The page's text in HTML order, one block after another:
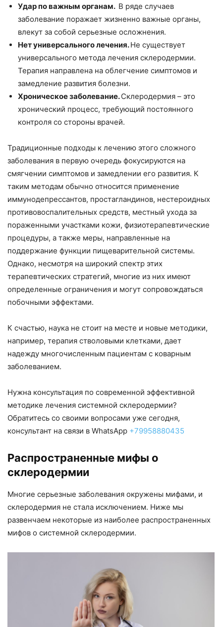
Удар по важным органам. В ряде случаев
заболевание поражает жизненно важные органы,
влекут за собой серьезные осложнения.
Нет универсального лечения.Не существует
универсального метода лечения склеродермии.
Терапия направлена на облегчение симптомов и
замедление развития болезни.
Хроническое заболевание.Склеродермия – это
хронический процесс, требующий постоянного
контроля со стороны врачей.
Традиционные подходы к лечению этого сложного
заболевания в первую очередь фокусируются на
смягчении симптомов и замедлении его развития. К
таким методам обычно относится применение
иммунодепрессантов, простагландинов, нестероидных
противовоспалительных средств, местный ухода за
пораженными участками кожи, физиотерапевтические
процедуры, а также меры, направленные на
поддержание функции пищеварительной системы.
Однако, несмотря на широкий спектр этих
терапевтических стратегий, многие из них имеют
определенные ограничения и могут сопровождаться
побочными эффектами.
К счастью, наука не стоит на месте и новые методики,
например, терапия стволовыми клетками, дает
надежду многочисленным пациентам с коварным
заболеванием.
Нужна консультация по современной эффективной
методике лечения системной склеродермии?
Обратитесь со своими вопросами уже сегодня,
консультант на связи в WhatsApp +79958880435
Распространенные мифы о
склеродермии
Многие серьезные заболевания окружены мифами, и
склеродермия не стала исключением. Ниже мы
развенчаем некоторые из наиболее распространенных
мифов о системной склеродермии.